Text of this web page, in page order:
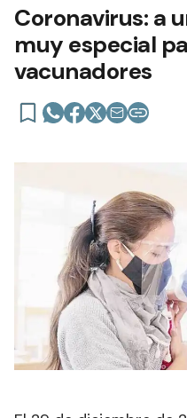
Coronavirus: a
muy especial
vacunadores